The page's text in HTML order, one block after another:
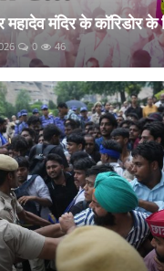
महादेव मंदिर के कॉरिडोर के
0 46